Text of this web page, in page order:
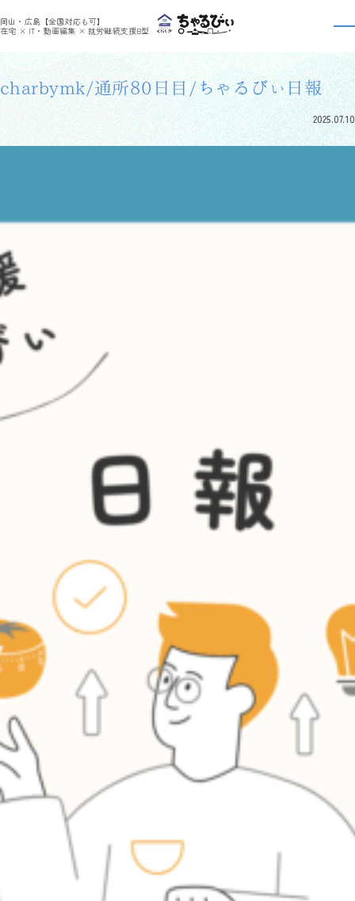
岡山・広島【全国対応も可】
在宅 × IT・動画編集 × 就労継続支援B型
利用者さんの日報 >
利用者さんの日報
charbymk/通所80日目/ちゃるびぃ日報
2025.07.10